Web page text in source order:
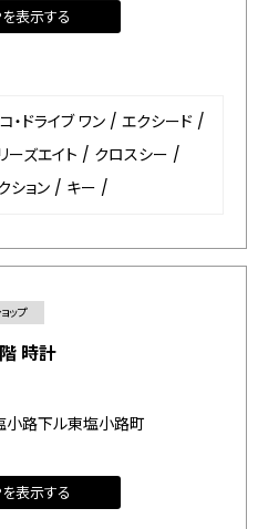
表示する
・ドライブ ワン / エクシード /
ーズエイト / クロスシー /
ション / キー /
ップ
時計
路下ル東塩小路町
表示する